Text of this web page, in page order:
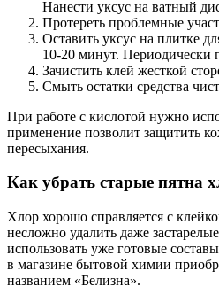
Нанести уксус на ватный
Протереть проблемные
Оставить уксус на плитке
10-20 минут. Периодически
Зачистить клей жесткой
Смыть остатки средства
При работе с кислотой нужно
применение позволит защитить
пересыхания.
Как убрать старые пятна
Хлор хорошо справляется с
несложно удалить даже
использовать уже готовые
в магазине бытовой химии
названием «Белизна».